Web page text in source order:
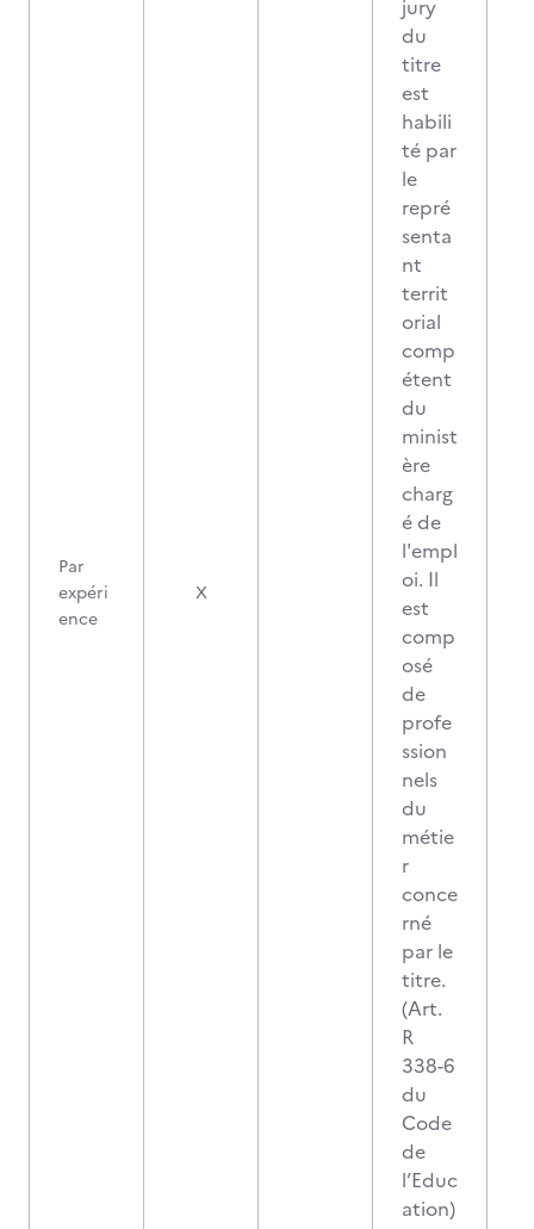
Par
expéri
ence
X
jury
du
titre
est
habili
té par
le
repré
senta
nt
territ
orial
comp
étent
du
minist
ère
charg
é de
l'empl
oi. Il
est
comp
osé
de
profe
ssion
nels
du
métie
r
conce
rné
par le
titre.
(Art.
R
338-6
du
Code
de
l’Educ
ation)